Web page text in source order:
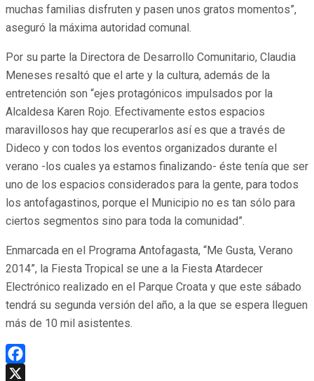
muchas familias disfruten y pasen unos gratos momentos”,
aseguró la máxima autoridad comunal.
Por su parte la Directora de Desarrollo Comunitario, Claudia
Meneses resaltó que el arte y la cultura, además de la
entretención son “ejes protagónicos impulsados por la
Alcaldesa Karen Rojo. Efectivamente estos espacios
maravillosos hay que recuperarlos así es que a través de
Dideco y con todos los eventos organizados durante el
verano -los cuales ya estamos finalizando- éste tenía que ser
uno de los espacios considerados para la gente, para todos
los antofagastinos, porque el Municipio no es tan sólo para
ciertos segmentos sino para toda la comunidad”.
Enmarcada en el Programa Antofagasta, “Me Gusta, Verano
2014”, la Fiesta Tropical se une a la Fiesta Atardecer
Electrónico realizado en el Parque Croata y que este sábado
tendrá su segunda versión del año, a la que se espera lleguen
más de 10 mil asistentes.
Facebook